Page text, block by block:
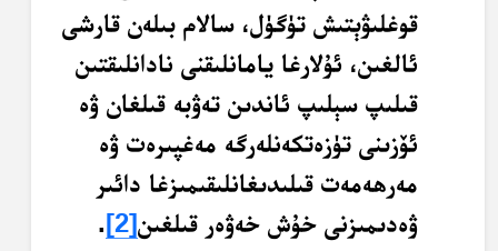
قوغلىۋېتىش تۈگۈل، سالام بىلەن قارشى
ئالغىن، ئۇلارغا يامانلىقنى نادانلىقتىن
قىلىپ سېلىپ ئاندىن تەۋبە قىلغان ۋە
ئۆزىنى تۈزەتكەنلەرگە مەغپىرەت ۋە
مەرھەمەت قىلىدىغانلىقىمىزغا دائىر
ۋەدىمىزنى خۇش خەۋەر قىلغىن[2]
.